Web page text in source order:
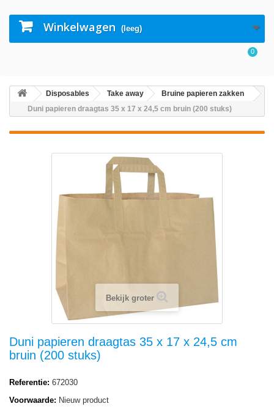
Winkelwagen (leeg)
0
Disposables Take away
Bruine papieren zakken
Duni papieren draagtas 35 x 17 x 24,5 cm bruin (200 stuks)
Bekijk groter
Duni papieren draagtas 35 x 17 x 24,5 cm
bruin (200 stuks)
Referentie: 672030
Voorwaarde: Nieuw product